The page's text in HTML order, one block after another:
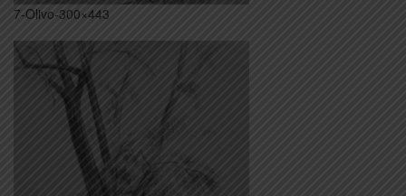
7-Olivo-300×443